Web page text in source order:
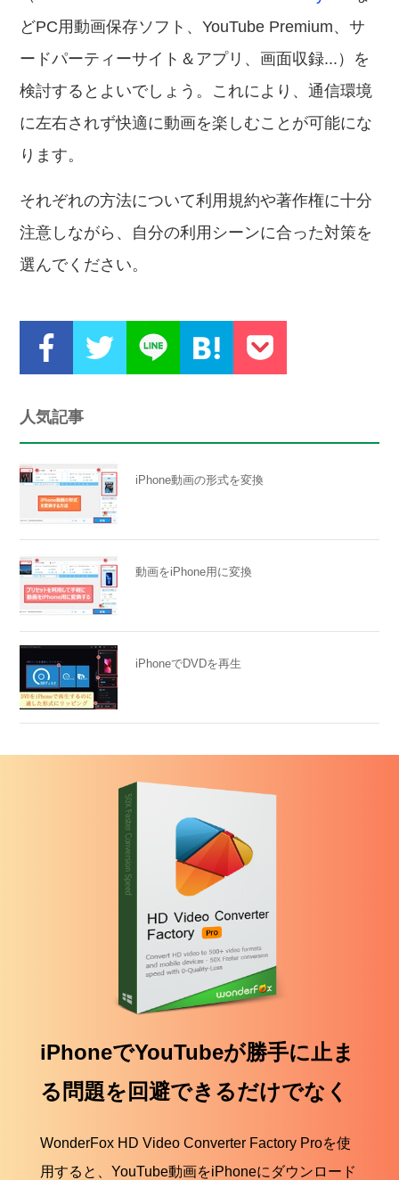
どPC用動画保存ソフト、YouTube Premium、サ
ードパーティーサイト＆アプリ、画面収録...）を
検討するとよいでしょう。これにより、通信環境
に左右されず快適に動画を楽しむことが可能にな
ります。
それぞれの方法について利用規約や著作権に十分
注意しながら、自分の利用シーンに合った対策を
選んでください。
人気記事
iPhone動画の形式を変換
動画をiPhone用に変換
iPhoneでDVDを再生
iPhoneでYouTubeが勝手に止ま
る問題を回避できるだけでなく
WonderFox HD Video Converter Factory Proを使
用すると、YouTube動画をiPhoneにダウンロード